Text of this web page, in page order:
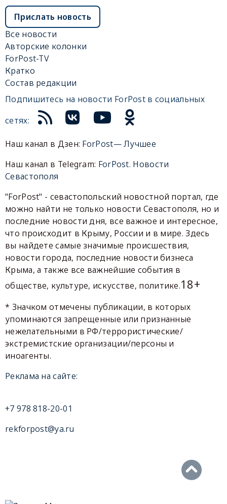
Прислать новость
Все новости
Авторские колонки
ForPost-TV
Кратко
Состав редакции
Подпишитесь на новости ForPost в социальных
сетях:
Наш канал в Дзен: ForPost— Лучшее
Наш канал в Telegram: ForPost. Новости
Севастополя
"ForPost" - севастопольский новостной портал, где
можно найти не только новости Севастополя, но и
последние новости дня, все важное и интересное,
что происходит в Крыму, России и в мире. Здесь
вы найдете самые значимые происшествия,
новости города, последние новости бизнеса
Крыма, а также все важнейшие события в
обществе, культуре, искусстве, политике.18+
* Значком отмечены публикации, в которых
упоминаются запрещенные или признанные
нежелательными в РФ/террористические/
экстремистские организации/персоны и
иноагенты.
Реклама на сайте:
+7 978 818-20-01
rekforpost@ya.ru